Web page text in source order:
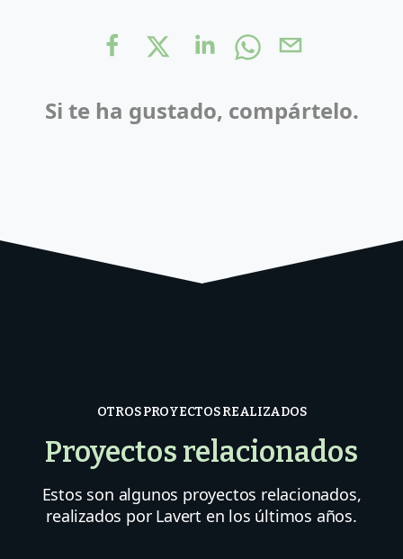
Si te ha gustado, compártelo.
Proyectos relacionados
OTROS PROYECTOS REALIZADOS
Estos son algunos proyectos relacionados,
realizados por Lavert en los últimos años.